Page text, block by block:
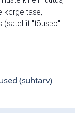
kõrge tase,
(satelliit "tõuseb"
(suhtarv)